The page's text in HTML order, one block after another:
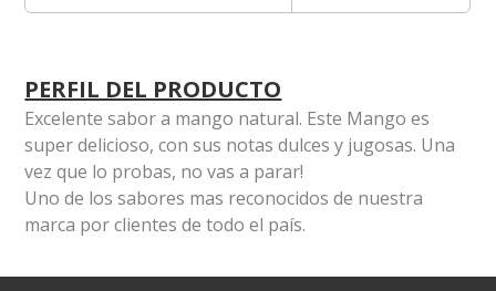
PERFIL DEL PRODUCTO
Excelente sabor a mango natural. Este Mango es
super delicioso, con sus notas dulces y jugosas. Una
vez que lo probas, no vas a parar!
Uno de los sabores mas reconocidos de nuestra
marca por clientes de todo el país.